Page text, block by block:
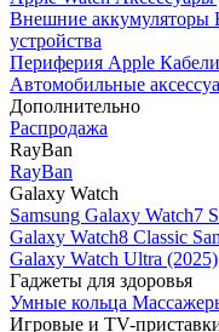
Внешние аккумуляторы
устройства
Периферия Apple
Автомобильные
Дополнительно
Распродажа
RayBan
RayBan
Galaxy Watch
Samsung Galaxy Watch7
Galaxy Watch8 Classic
Galaxy Watch Ultra (2025)
Гаджеты для здоровья
Умные кольца
Игровые и TV-